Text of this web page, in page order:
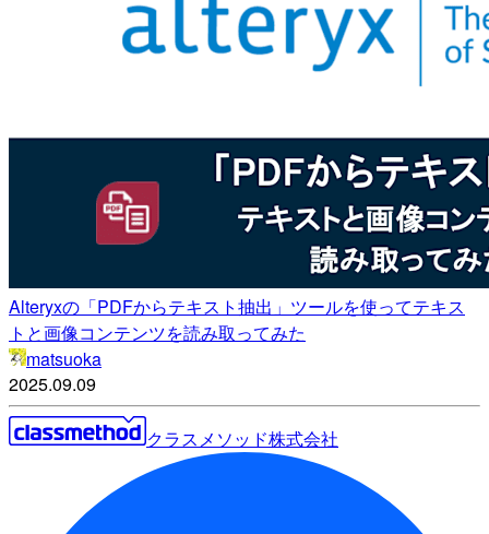
Alteryxの「PDFからテキスト抽出」ツールを使ってテキス
トと画像コンテンツを読み取ってみた
matsuoka
2025.09.09
クラスメソッド株式会社